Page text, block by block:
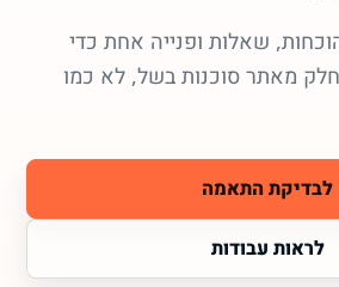
שאלות ופנייה אחת כדי
מאתר סוכנות בשל, לא כמו
לבדיקת התאמה
לראות עבודות